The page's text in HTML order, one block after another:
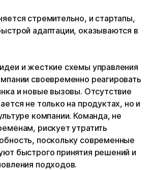
стремительно, и стартапы,
адаптации, оказываются в
и жесткие схемы управления
своевременно реагировать
и новые вызовы. Отсутствие
не только на продуктах, но и
компании. Команда, не
рискует утратить
поскольку современные
быстрого принятия решений и
подходов.